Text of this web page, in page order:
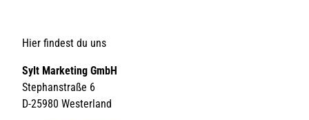
Hier findest du uns
Sylt Marketing GmbH
Stephanstraße 6
D-25980 Westerland